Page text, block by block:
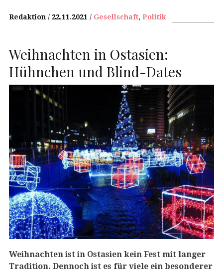
Redaktion 22.11.2021 Gesellschaft, Politik
Weihnachten in Ostasien:
Hühnchen und Blind-Dates
Weihnachten ist in Ostasien kein Fest mit langer
Tradition. Dennoch ist es für viele ein besonderer